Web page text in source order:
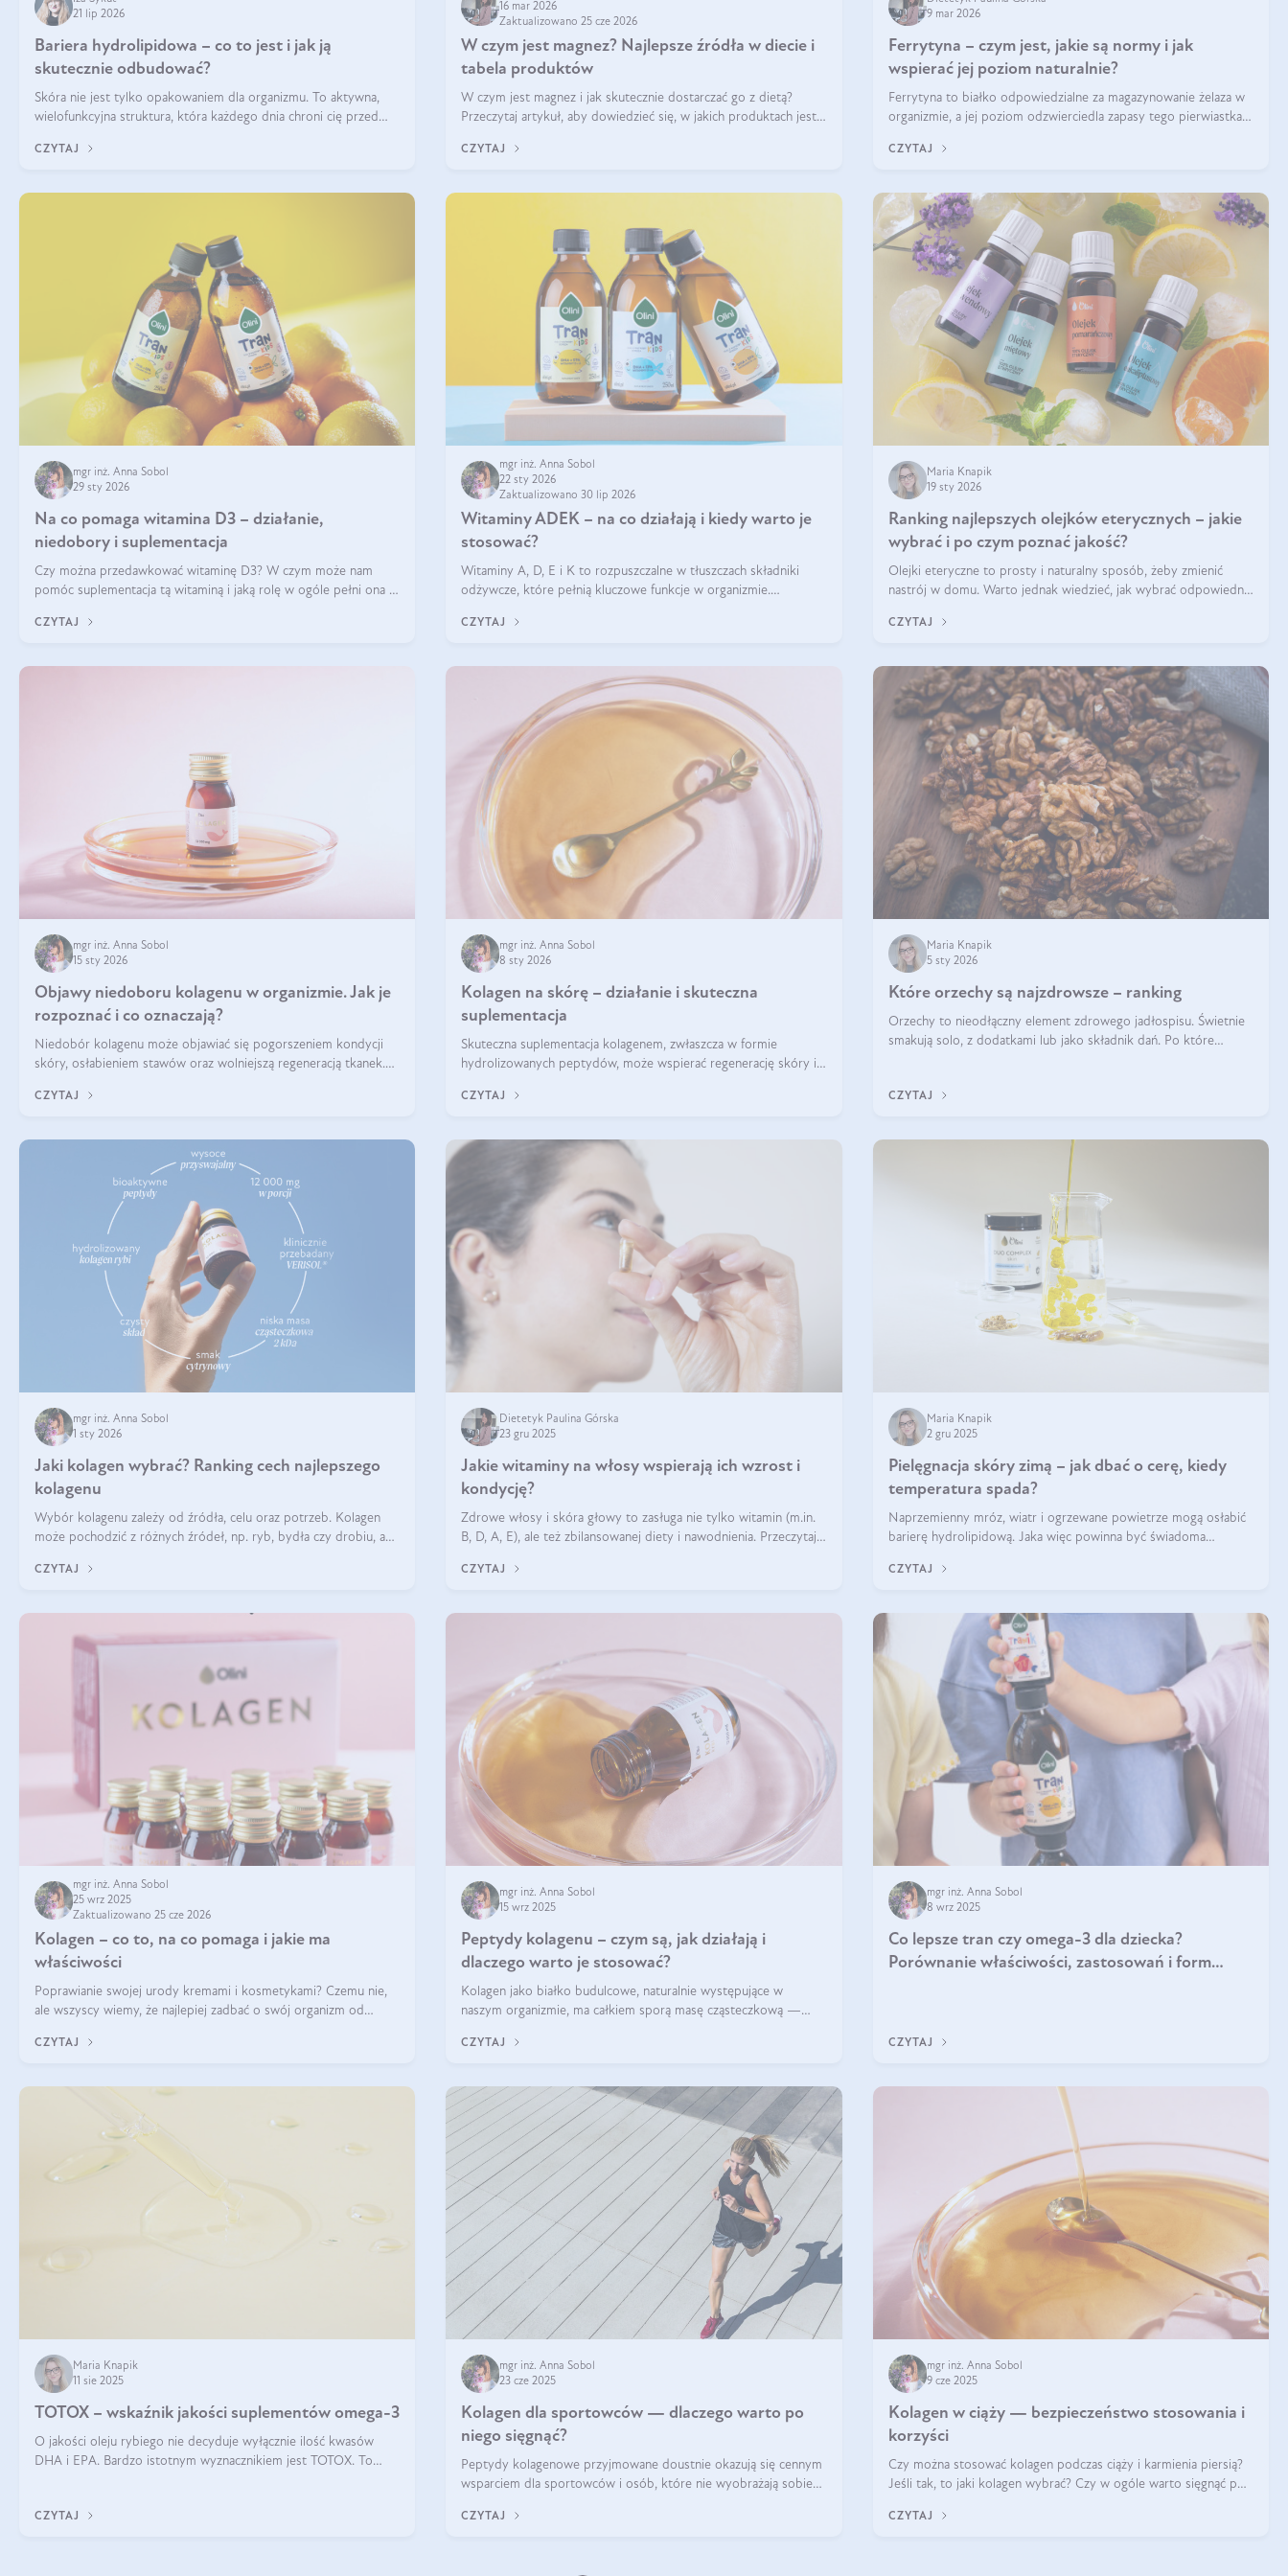
21 lip 2026
Bariera hydrolipidowa – co to jest i jak ją
skutecznie odbudować?
Skóra nie jest tylko opakowaniem dla organizmu. To aktywna,
wielofunkcyjna struktura, która każdego dnia chroni cię przed
środowiskowymi. Jednym z jej kluczowych elementów jest
CZYTAJ
16 mar 2026
Zaktualizowano 25 cze 2026
W czym jest magnez? Najlepsze źródła w diecie i
tabela produktów
W czym jest magnez i jak skutecznie dostarczać go z dietą?
Przeczytaj artykuł, aby dowiedzieć się, w jakich produktach jest
CZYTAJ
9 mar 2026
Ferrytyna – czym jest, jakie są normy i jak
wspierać jej poziom naturalnie?
Ferrytyna to białko odpowiedzialne za magazynowanie żelaza w
organizmie, a jej poziom odzwierciedla zapasy tego pierwiastka.
ferrytyny daje objawy, które mogą utrudniać codzienne
CZYTAJ
mgr inż. Anna Sobol
29 sty 2026
Na co pomaga witamina D3 – działanie,
niedobory i suplementacja
Czy można przedawkować witaminę D3? W czym może nam
pomóc suplementacja tą witaminą i jaką rolę w ogóle pełni ona w
zalecane jest jesienią i zimą, ale czy wiesz, dlaczego warto to
CZYTAJ
mgr inż. Anna Sobol
22 sty 2026
Zaktualizowano 30 lip 2026
Witaminy ADEK – na co działają i kiedy warto je
stosować?
Witaminy A, D, E i K to rozpuszczalne w tłuszczach składniki
odżywcze, które pełnią kluczowe funkcje w organizmie.
krzepliwość krwi oraz mineralizację kości.
CZYTAJ
Maria Knapik
19 sty 2026
Ranking najlepszych olejków eterycznych – jakie
wybrać i po czym poznać jakość?
Olejki eteryczne to prosty i naturalny sposób, żeby zmienić
nastrój w domu. Warto jednak wiedzieć, jak wybrać odpowiednie
eteryczne są najlepsze? Poznaj najważniejsze kryteria wyboru!
CZYTAJ
mgr inż. Anna Sobol
15 sty 2026
Objawy niedoboru kolagenu w organizmie. Jak je
rozpoznać i co oznaczają?
Niedobór kolagenu może objawiać się pogorszeniem kondycji
skóry, osłabieniem stawów oraz wolniejszą regeneracją tkanek.
skóry, bóle stawów, łamliwość paznokci oraz osłabienie włosów.
CZYTAJ
mgr inż. Anna Sobol
8 sty 2026
Kolagen na skórę – działanie i skuteczna
suplementacja
Skuteczna suplementacja kolagenem, zwłaszcza w formie
hydrolizowanych peptydów, może wspierać regenerację skóry i
regularnością stosowania.
CZYTAJ
Maria Knapik
5 sty 2026
Które orzechy są najzdrowsze – ranking
Orzechy to nieodłączny element zdrowego jadłospisu. Świetnie
smakują solo, z dodatkami lub jako składnik dań. Po które
CZYTAJ
mgr inż. Anna Sobol
1 sty 2026
Jaki kolagen wybrać? Ranking cech najlepszego
kolagenu
Wybór kolagenu zależy od źródła, celu oraz potrzeb. Kolagen
może pochodzić z różnych źródeł, np. ryb, bydła czy drobiu, a
sprawdza się kolagen rybi, a dla wspierania stawów — kolagen
CZYTAJ
Dietetyk Paulina Górska
23 gru 2025
Jakie witaminy na włosy wspierają ich wzrost i
kondycję?
Zdrowe włosy i skóra głowy to zasługa nie tylko witamin (m.in.
B, D, A, E), ale też zbilansowanej diety i nawodnienia. Przeczytaj
wypadanie włosów.
CZYTAJ
Maria Knapik
2 gru 2025
Pielęgnacja skóry zimą – jak dbać o cerę, kiedy
temperatura spada?
Naprzemienny mróz, wiatr i ogrzewane powietrze mogą osłabić
barierę hydrolipidową. Jaka więc powinna być świadoma
CZYTAJ
mgr inż. Anna Sobol
25 wrz 2025
Zaktualizowano 25 cze 2026
Kolagen – co to, na co pomaga i jakie ma
właściwości
Poprawianie swojej urody kremami i kosmetykami? Czemu nie,
ale wszyscy wiemy, że najlepiej zadbać o swój organizm od
zewnętrzny prezentował się zdrowo i atrakcyjnie. Stosowanie
CZYTAJ
mgr inż. Anna Sobol
15 wrz 2025
Peptydy kolagenu – czym są, jak działają i
dlaczego warto je stosować?
Kolagen jako białko budulcowe, naturalnie występujące w
naszym organizmie, ma całkiem sporą masę cząsteczkową —
formie, byłby trudno strawialny. Aby był lepiej przyswajalny i
CZYTAJ
mgr inż. Anna Sobol
8 wrz 2025
Co lepsze tran czy omega-3 dla dziecka?
Porównanie właściwości, zastosowań i form
CZYTAJ
Maria Knapik
11 sie 2025
TOTOX – wskaźnik jakości suplementów omega-3
O jakości oleju rybiego nie decyduje wyłącznie ilość kwasów
DHA i EPA. Bardzo istotnym wyznacznikiem jest TOTOX. To
CZYTAJ
mgr inż. Anna Sobol
23 cze 2025
Kolagen dla sportowców — dlaczego warto po
niego sięgnąć?
Peptydy kolagenowe przyjmowane doustnie okazują się cennym
wsparciem dla sportowców i osób, które nie wyobrażają sobie
CZYTAJ
mgr inż. Anna Sobol
9 cze 2025
Kolagen w ciąży — bezpieczeństwo stosowania i
korzyści
Czy można stosować kolagen podczas ciąży i karmienia piersią?
Jeśli tak, to jaki kolagen wybrać? Czy w ogóle warto sięgnąć po
CZYTAJ